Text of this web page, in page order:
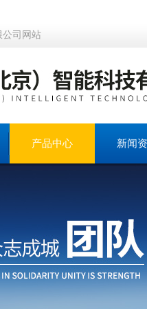
公司网站
产品中心 新闻